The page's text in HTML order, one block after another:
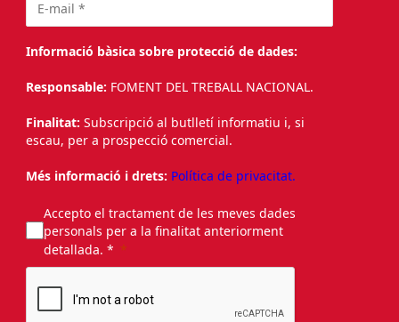
Informació bàsica sobre protecció de dades:
Responsable: FOMENT DEL TREBALL NACIONAL.
Finalitat: Subscripció al butlletí informatiu i, si
escau, per a prospecció comercial.
Més informació i drets: Política de privacitat.
Accepto el tractament de les meves dades
personals per a la finalitat anteriorment
detallada. *